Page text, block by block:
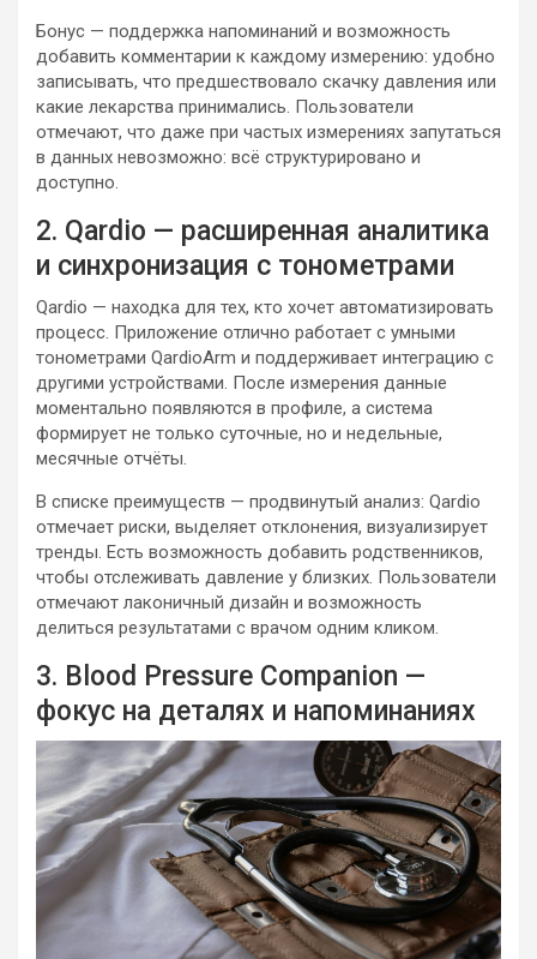
Бонус — поддержка напоминаний и возможность
добавить комментарии к каждому измерению: удобно
записывать, что предшествовало скачку давления или
какие лекарства принимались. Пользователи
отмечают, что даже при частых измерениях запутаться
в данных невозможно: всё структурировано и
доступно.
2. Qardio — расширенная аналитика
и синхронизация с тонометрами
Qardio — находка для тех, кто хочет автоматизировать
процесс. Приложение отлично работает с умными
тонометрами QardioArm и поддерживает интеграцию с
другими устройствами. После измерения данные
моментально появляются в профиле, а система
формирует не только суточные, но и недельные,
месячные отчёты.
В списке преимуществ — продвинутый анализ: Qardio
отмечает риски, выделяет отклонения, визуализирует
тренды. Есть возможность добавить родственников,
чтобы отслеживать давление у близких. Пользователи
отмечают лаконичный дизайн и возможность
делиться результатами с врачом одним кликом.
3. Blood Pressure Companion —
фокус на деталях и напоминаниях